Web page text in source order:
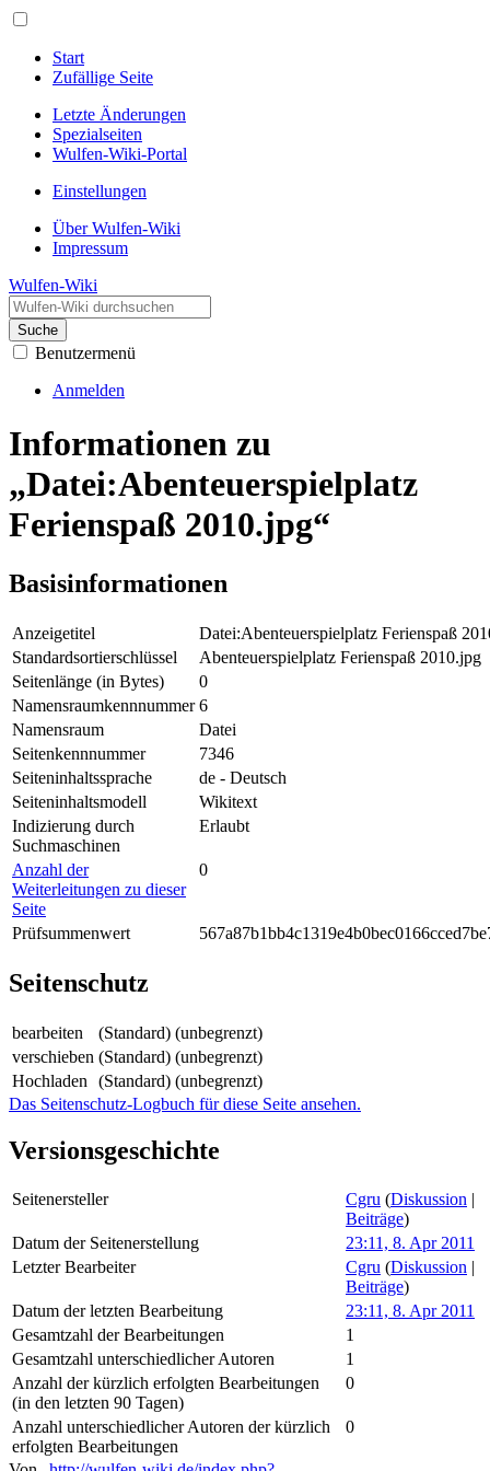
Start
Zufällige Seite
Letzte Änderungen
Spezialseiten
Wulfen-Wiki-Portal
Einstellungen
Über Wulfen-Wiki
Impressum
Wulfen-Wiki
Suche
Benutzermenü
Anmelden
Informationen zu
„Datei:Abenteuerspielplatz
Ferienspaß 2010.jpg“
Basisinformationen
Anzeigetitel
Datei:Abenteuerspielplatz Ferienspaß
Standardsortierschlüssel
Abenteuerspielplatz Ferienspaß 2010.jpg
Seitenlänge (in Bytes)
0
Namensraumkennnummer 6
Namensraum
Datei
Seitenkennnummer
7346
Seiteninhaltssprache
de - Deutsch
Seiteninhaltsmodell
Wikitext
Indizierung durch
Suchmaschinen
Erlaubt
Anzahl der
Weiterleitungen zu dieser
Seite
0
Prüfsummenwert
Seitenschutz
bearbeiten
(Standard) (unbegrenzt)
verschieben (Standard) (unbegrenzt)
Hochladen
(Standard) (unbegrenzt)
Das Seitenschutz-Logbuch für diese Seite ansehen.
Versionsgeschichte
Seitenersteller Cgru (Diskussion |
Beiträge)
Datum der Seitenerstellung
23:11, 8. Apr 2011
Letzter Bearbeiter
Cgru (Diskussion |
Beiträge)
Datum der letzten Bearbeitung
23:11, 8. Apr 2011
Gesamtzahl der Bearbeitungen
1
Gesamtzahl unterschiedlicher Autoren
1
Anzahl der kürzlich erfolgten Bearbeitungen
(in den letzten 90 Tagen)
0
Anzahl unterschiedlicher Autoren der kürzlich
erfolgten Bearbeitungen
0